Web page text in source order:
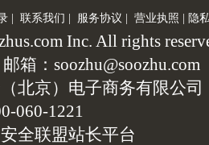
联系我们 服务协议 营业执照 隐
Inc. All rights
箱：soozhu@soozhu.com
北京）电子商务有限公司
060-1221
安全联盟站长平台